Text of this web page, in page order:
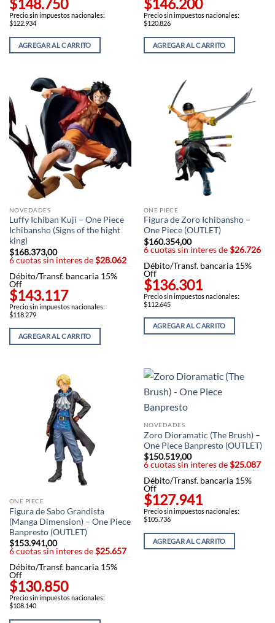
$148.750
Precio sin impuestos nacionales:
$122.934
AGREGAR AL CARRITO
$146.200
Precio sin impuestos nacionales:
$120.826
AGREGAR AL CARRITO
NOVEDADES
Luffy Ichiban Kuji – One Piece
Ichibansho (Signs of the hight
king)
$168.373,00
6 cuotas sin interes de$28.062
Débito/Transf. bancaria 15%
Off
$143.117
Precio sin impuestos nacionales:
$118.279
AGREGAR AL CARRITO
ONE PIECE
Figura de Zoro Ichibansho –
One Piece (OUTLET)
$160.354,00
6 cuotas sin interes de$26.726
Débito/Transf. bancaria 15%
Off
$136.301
Precio sin impuestos nacionales:
$112.645
AGREGAR AL CARRITO
ONE PIECE
Figura de Sabo Grandista
(Manga Dimension) – One Piece
Banpresto (OUTLET)
$153.941,00
6 cuotas sin interes de$25.657
Débito/Transf. bancaria 15%
Off
$130.850
Precio sin impuestos nacionales:
$108.140
NOVEDADES
Zoro Dioramatic (The Brush) –
One Piece Banpresto (OUTLET)
$150.519,00
6 cuotas sin interes de$25.087
Débito/Transf. bancaria 15%
Off
$127.941
Precio sin impuestos nacionales:
$105.736
AGREGAR AL CARRITO